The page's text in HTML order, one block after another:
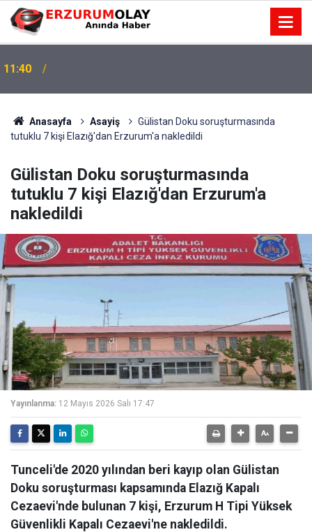
11:40
Anasayfa Asayiş
Gülistan Doku soruşturmasında
tutuklu 7 kişi Elazığ'dan Erzurum'a nakledildi
Gülistan Doku soruşturmasında
tutuklu 7 kişi Elazığ'dan Erzurum'a
nakledildi
Yayınlanma: 12 Mayıs 2026 Salı 17:47
Tunceli'de 2020 yılından beri kayıp olan Gülistan
Doku soruşturması kapsamında Elazığ Kapalı
Cezaevi'nde bulunan 7 kişi, Erzurum H Tipi Yüksek
Güvenlikli Kapalı Cezaevi'ne nakledildi.